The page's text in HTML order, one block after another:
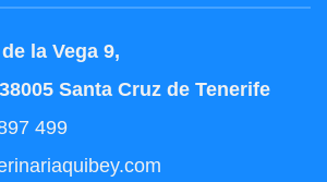
la Vega 9,
Santa Cruz de Tenerife
499